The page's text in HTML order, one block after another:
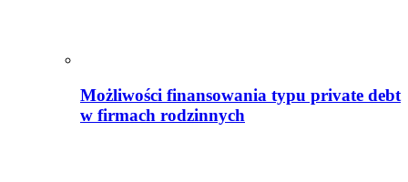
Możliwości finansowania typu private debt
w firmach rodzinnych